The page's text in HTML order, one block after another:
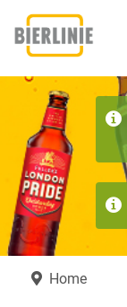
Home